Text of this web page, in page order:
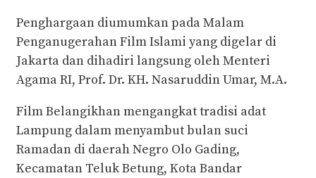
Penghargaan diumumkan pada Malam
Penganugerahan Film Islami yang digelar di
Jakarta dan dihadiri langsung oleh Menteri
Agama RI, Prof. Dr. KH. Nasaruddin Umar, M.A.
Film Belangikhan mengangkat tradisi adat
Lampung dalam menyambut bulan suci
Ramadan di daerah Negro Olo Gading,
Kecamatan Teluk Betung, Kota Bandar